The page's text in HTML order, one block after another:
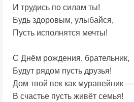
И трудись по силам ты!
Будь здоровым, улыбайся,
Пусть исполнятся мечты!
С Днём рождения, брательник,
Будут рядом пусть друзья!
Дом твой век как муравейник —
В счастье пусть живёт семья!